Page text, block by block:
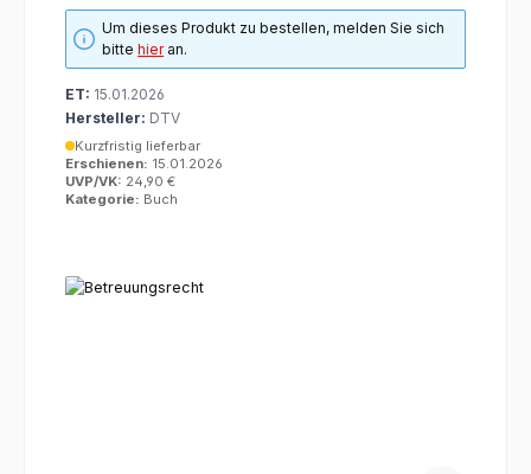
Um dieses Produkt zu bestellen, melden Sie sich
bittehieran.
ET: 15.01.2026
Hersteller: DTV
Kurzfristig lieferbar
Erschienen: 15.01.2026
UVP/VK: 24,90 €
Kategorie: Buch